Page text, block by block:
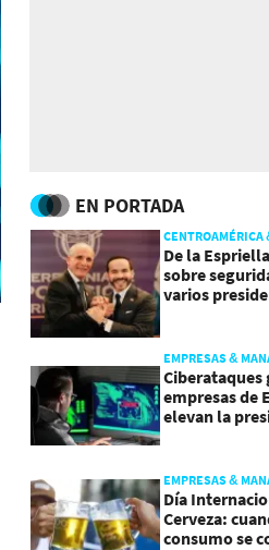
EN PORTADA
CENTROAMÉRICA
De la
sobre
varios
EMPRESAS &
Ciberataques
empresas de
elevan la
EMPRESAS &
Día
Cerveza:
consumo se